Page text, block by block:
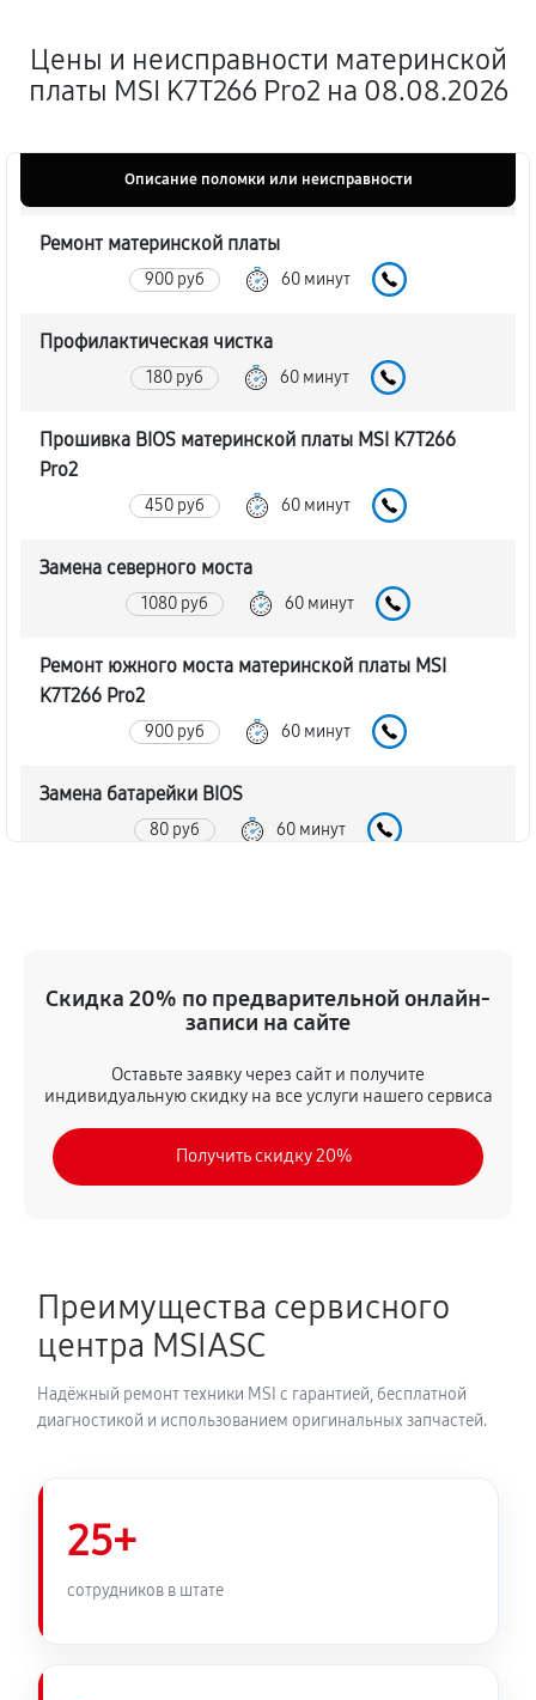
Цены и неисправности материнской
платы MSI K7T266 Pro2 на 08.08.2026
Описание поломки или неисправности
Ремонт материнской платы
900 руб 60 минут
Профилактическая чистка
180 руб 60 минут
Прошивка BIOS материнской платы MSI K7T266
Pro2
450 руб 60 минут
Замена северного моста
1080 руб 60 минут
Ремонт южного моста материнской платы MSI
K7T266 Pro2
900 руб 60 минут
Замена батарейки BIOS
80 руб 60 минут
Скидка 20% по предварительной онлайн-
записи на сайте
Оставьте заявку через сайт и получите
индивидуальную скидку на все услуги нашего сервиса
Получить скидку 20%
Преимущества сервисного
центра MSIASC
Надёжный ремонт техники MSI с гарантией, бесплатной
диагностикой и использованием оригинальных запчастей.
25+
сотрудников в штате